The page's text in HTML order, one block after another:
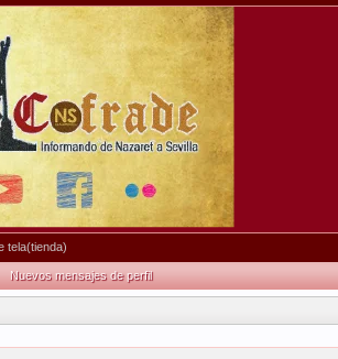
Nuevos mensajes de perfil
tela(tienda)